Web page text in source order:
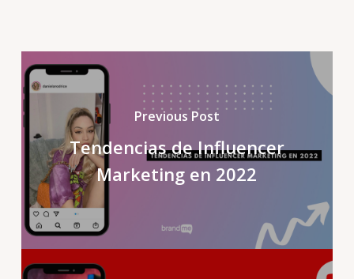
Previous Post
Tendencias de Influencer
Marketing en 2022